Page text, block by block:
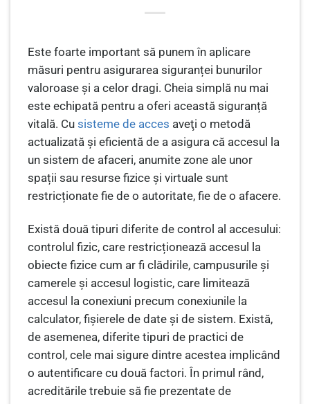
Este foarte important să punem în aplicare
măsuri pentru asigurarea siguranței bunurilor
valoroase și a celor dragi. Cheia simplă nu mai
este echipată pentru a oferi această siguranță
vitală. Cusisteme de acces aveţi o metodă
actualizată și eficientă de a asigura că accesul la
un sistem de afaceri, anumite zone ale unor
spații sau resurse fizice și virtuale sunt
restricționate fie de o autoritate, fie de o afacere.
Există două tipuri diferite de control al accesului:
controlul fizic, care restricționează accesul la
obiecte fizice cum ar fi clădirile, campusurile și
camerele și accesul logistic, care limitează
accesul la conexiuni precum conexiunile la
calculator, fișierele de date și de sistem. Există,
de asemenea, diferite tipuri de practici de
control, cele mai sigure dintre acestea implicând
o autentificare cu două factori. În primul rând,
acreditările trebuie să fie prezentate de